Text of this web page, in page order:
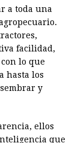
a toda una
facilidad,
lo que
hasta los
y
ellos
que